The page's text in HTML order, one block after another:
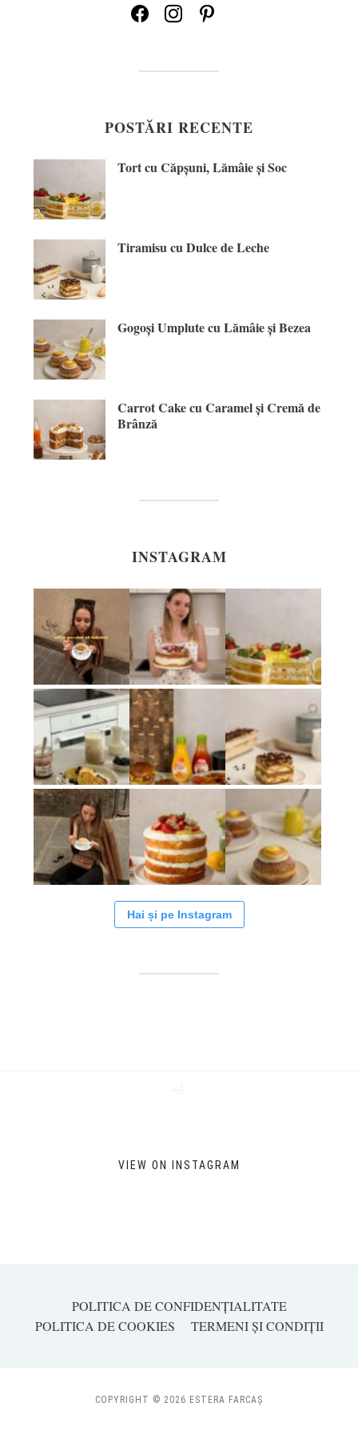
facebookinstagrampinterest
POSTĂRI RECENTE
Tort cu Căpșuni, Lămâie și Soc
Tiramisu cu Dulce de Leche
Gogoși Umplute cu Lămâie și Bezea
Carrot Cake cu Caramel și Cremă de
Brânză
INSTAGRAM
Hai și pe Instagram
VIEW ON INSTAGRAM
POLITICA DE CONFIDENȚIALITATE
POLITICA DE COOKIES
TERMENI ȘI CONDIȚII
COPYRIGHT © 2026 ESTERA FARCAȘ